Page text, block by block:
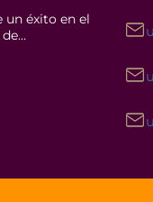
un éxito en el